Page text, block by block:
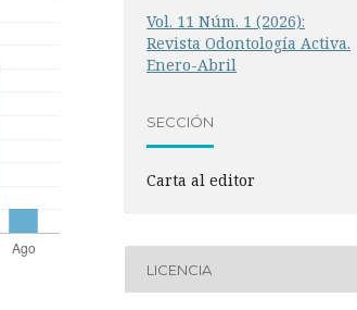
Vol. 11 Núm. 1 (2026):
Revista Odontología Activa.
Enero-Abril
SECCIÓN
Carta al editor
LICENCIA